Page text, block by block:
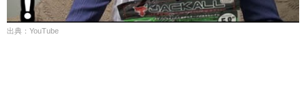
出典：YouTube